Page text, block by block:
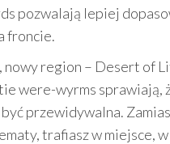
pozwalają lepiej
froncie.
nowy region – Desert of
were-wyrms sprawiają,
przewidywalna.
trafiasz w miejsce,